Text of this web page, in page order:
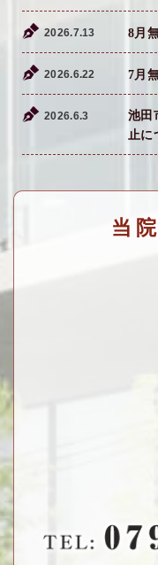
2026.7.13 8月
2026.6.22 7月
2026.6.3
池田
止に
当